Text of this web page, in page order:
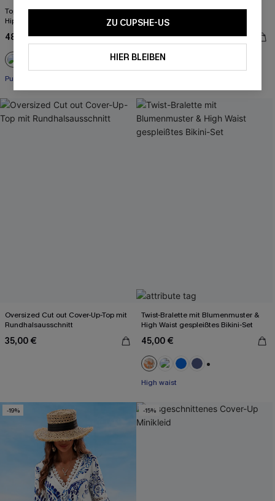
Top mit gekreuztem Rücken &
Hipster-Bikini-Set
48,00 €
Push up
Blaues Jersey-Minikleid mit kurzen
Ärmeln
29,00 €
Oversized Cut out Cover-Up-Top mit
Rundhalsausschnitt
35,00 €
Twist-Bralette mit Blumenmuster &
High Waist gespleißtes Bikini-Set
45,00 €
High waist
-19% -15%
ZU CUPSHE-US
HIER BLEIBEN